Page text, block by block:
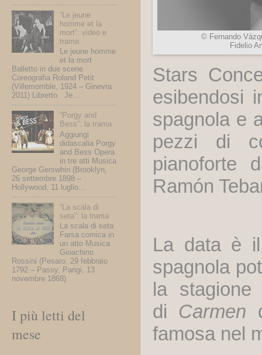
© Fernando
Fidelio
Stars
esibendosi
spagnola e
pezzi di
pianoforte
Ramón
La data è
spagnola
la stagione
di Carmen
famosa nel
“Le jeune
homme et la
mort”: video e
trama
Le jeune homme
et la mort
Balletto in due scene
Coreografia Roland Petit
(Villemomble, 1924 – Ginevra
2011) Libretto Je...
“Porgy and
Bess”: la trama
Aggiungi
didascalia Porgy
and Bess Opera
in tre atti Musica
George Gerswhin (Brooklyn,
26 settembre 1898 –
Hollywood, 11 luglio...
“La scala di
seta”: la trama
La scala di seta
Farsa comica in
un atto Musica
Gioachino
Rossini (Pesaro, 29 febbraio
1792 – Passy, Parigi, 13
novembre 1868)
I più letti del
mese